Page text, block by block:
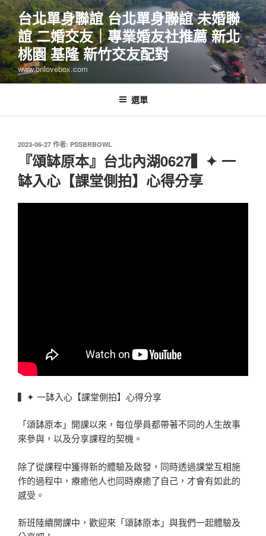
跳
至
主
要
內
容
台北單身聯誼 台北單身聯誼 未婚聯
誼 二婚交友｜專業婚友社推薦 新北
桃園 基隆 新竹交友配對
www.onlovebox.com
選單
發
2023-06-27 作者: PSSBRBOWL
『頌缽原本』台北內湖0627▍✦ 一
缽入心【課堂側拍】心得分享
▍✦ 一缽入心【課堂側拍】心得分享
「頌缽原本」開課以來，每位學員都帶著不同的人生故事
來參與，以及分享課程的契機。
除了從課程中獲得新的體驗及啟發，同時透過課堂互相施
作的過程中，療癒他人也同時療癒了自己，才會有如此的
感受。
新班陸續開課中，歡迎來「頌缽原本」與我們一起體驗及